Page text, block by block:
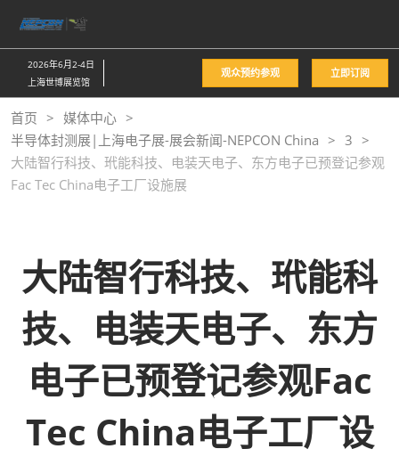
接
跳
至
内
容
2026年6月2-4日
上海世博展览馆
观众预约参观 立即订阅
首页
媒体中心
半导体封测展|上海电子展-展会新闻-NEPCON China
3
大陆智行科技、玳能科技、电装天电子、东方电子已预登记参观
Fac Tec China电子工厂设施展
大陆智行科技、玳能科
技、电装天电子、东方
电子已预登记参观Fac
Tec China电子工厂设